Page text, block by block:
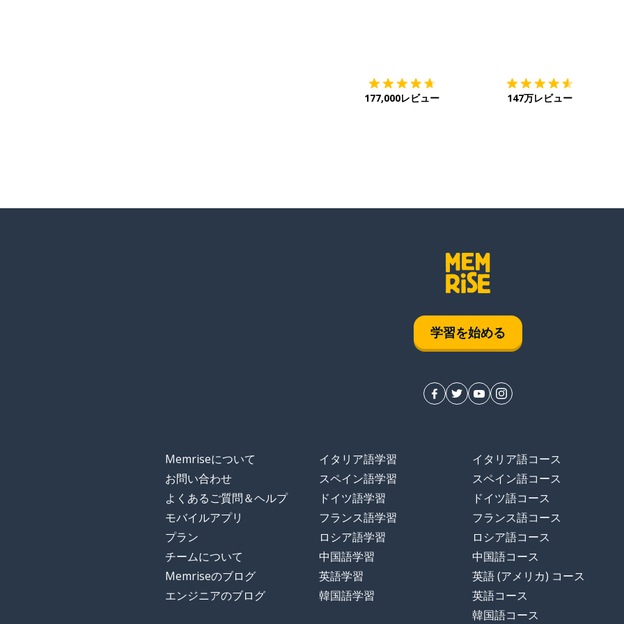
177,000レビュー 147万レビュー
学習を始める
Memriseについて
お問い合わせ
よくあるご質問＆ヘルプ
モバイルアプリ
プラン
チームについて
Memriseのブログ
エンジニアのブログ
イタリア語学習
スペイン語学習
ドイツ語学習
フランス語学習
ロシア語学習
中国語学習
英語学習
韓国語学習
イタリア語コース
スペイン語コース
ドイツ語コース
フランス語コース
ロシア語コース
中国語コース
英語 (アメリカ) コース
英語コース
韓国語コース